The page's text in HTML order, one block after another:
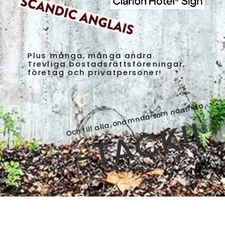
Plus många, många andra.
Trevliga bostadsrättsföreningar,
företag och privatpersoner!
Och till alla, onämnda som nämnda,
-TACK!!